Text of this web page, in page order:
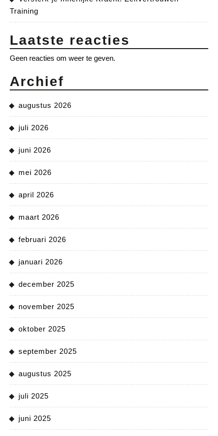
Training
Laatste reacties
Geen reacties om weer te geven.
Archief
augustus 2026
juli 2026
juni 2026
mei 2026
april 2026
maart 2026
februari 2026
januari 2026
december 2025
november 2025
oktober 2025
september 2025
augustus 2025
juli 2025
juni 2025